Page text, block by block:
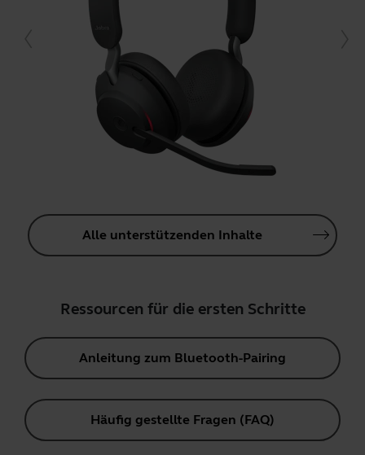
Alle unterstützenden Inhalte
Ressourcen für die ersten Schritte
Anleitung zum Bluetooth-Pairing
Häufig gestellte Fragen (FAQ)